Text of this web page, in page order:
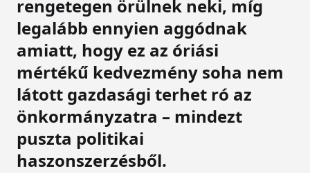
rengetegen örülnek neki, míg
legalább ennyien aggódnak
amiatt, hogy ez az óriási
mértékű kedvezmény soha nem
látott gazdasági terhet ró az
önkormányzatra – mindezt
puszta politikai
haszonszerzésből.